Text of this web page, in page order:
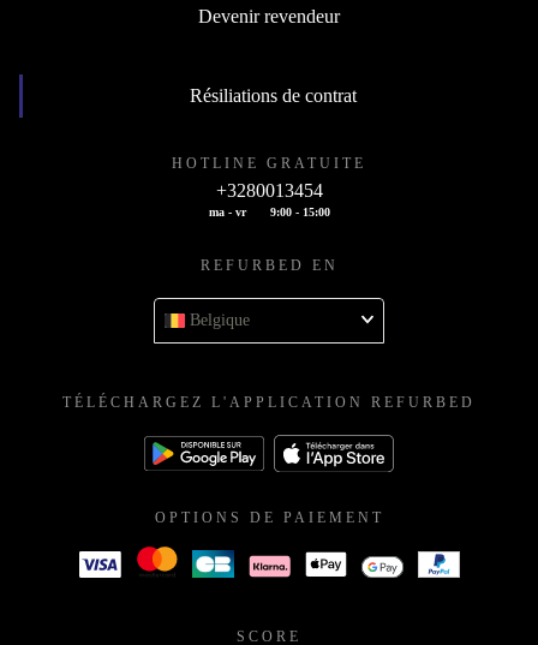
Devenir revendeur
Résiliations de contrat
HOTLINE GRATUITE
+3280013454
ma - vr 9:00 - 15:00
REFURBED EN
Belgique
TÉLÉCHARGEZ L'APPLICATION REFURBED
OPTIONS DE PAIEMENT
SCORE